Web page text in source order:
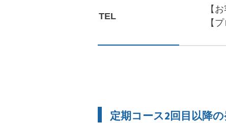
TEL
【
【
定期コース2回目以降